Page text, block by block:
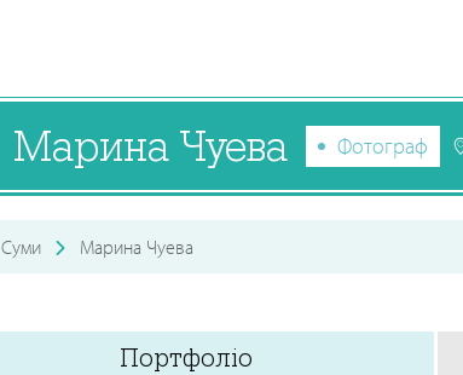
Марина Чуева Фотограф
Суми Марина Чуева
Портфоліо